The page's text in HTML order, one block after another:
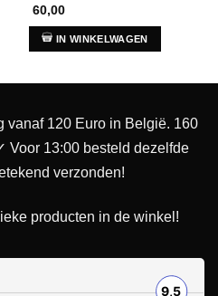
60,00
IN WINKELWAGEN
vanaf 120 Euro in België. 160
Voor 13:00 besteld dezelfde
verzonden!
producten in de winkel!